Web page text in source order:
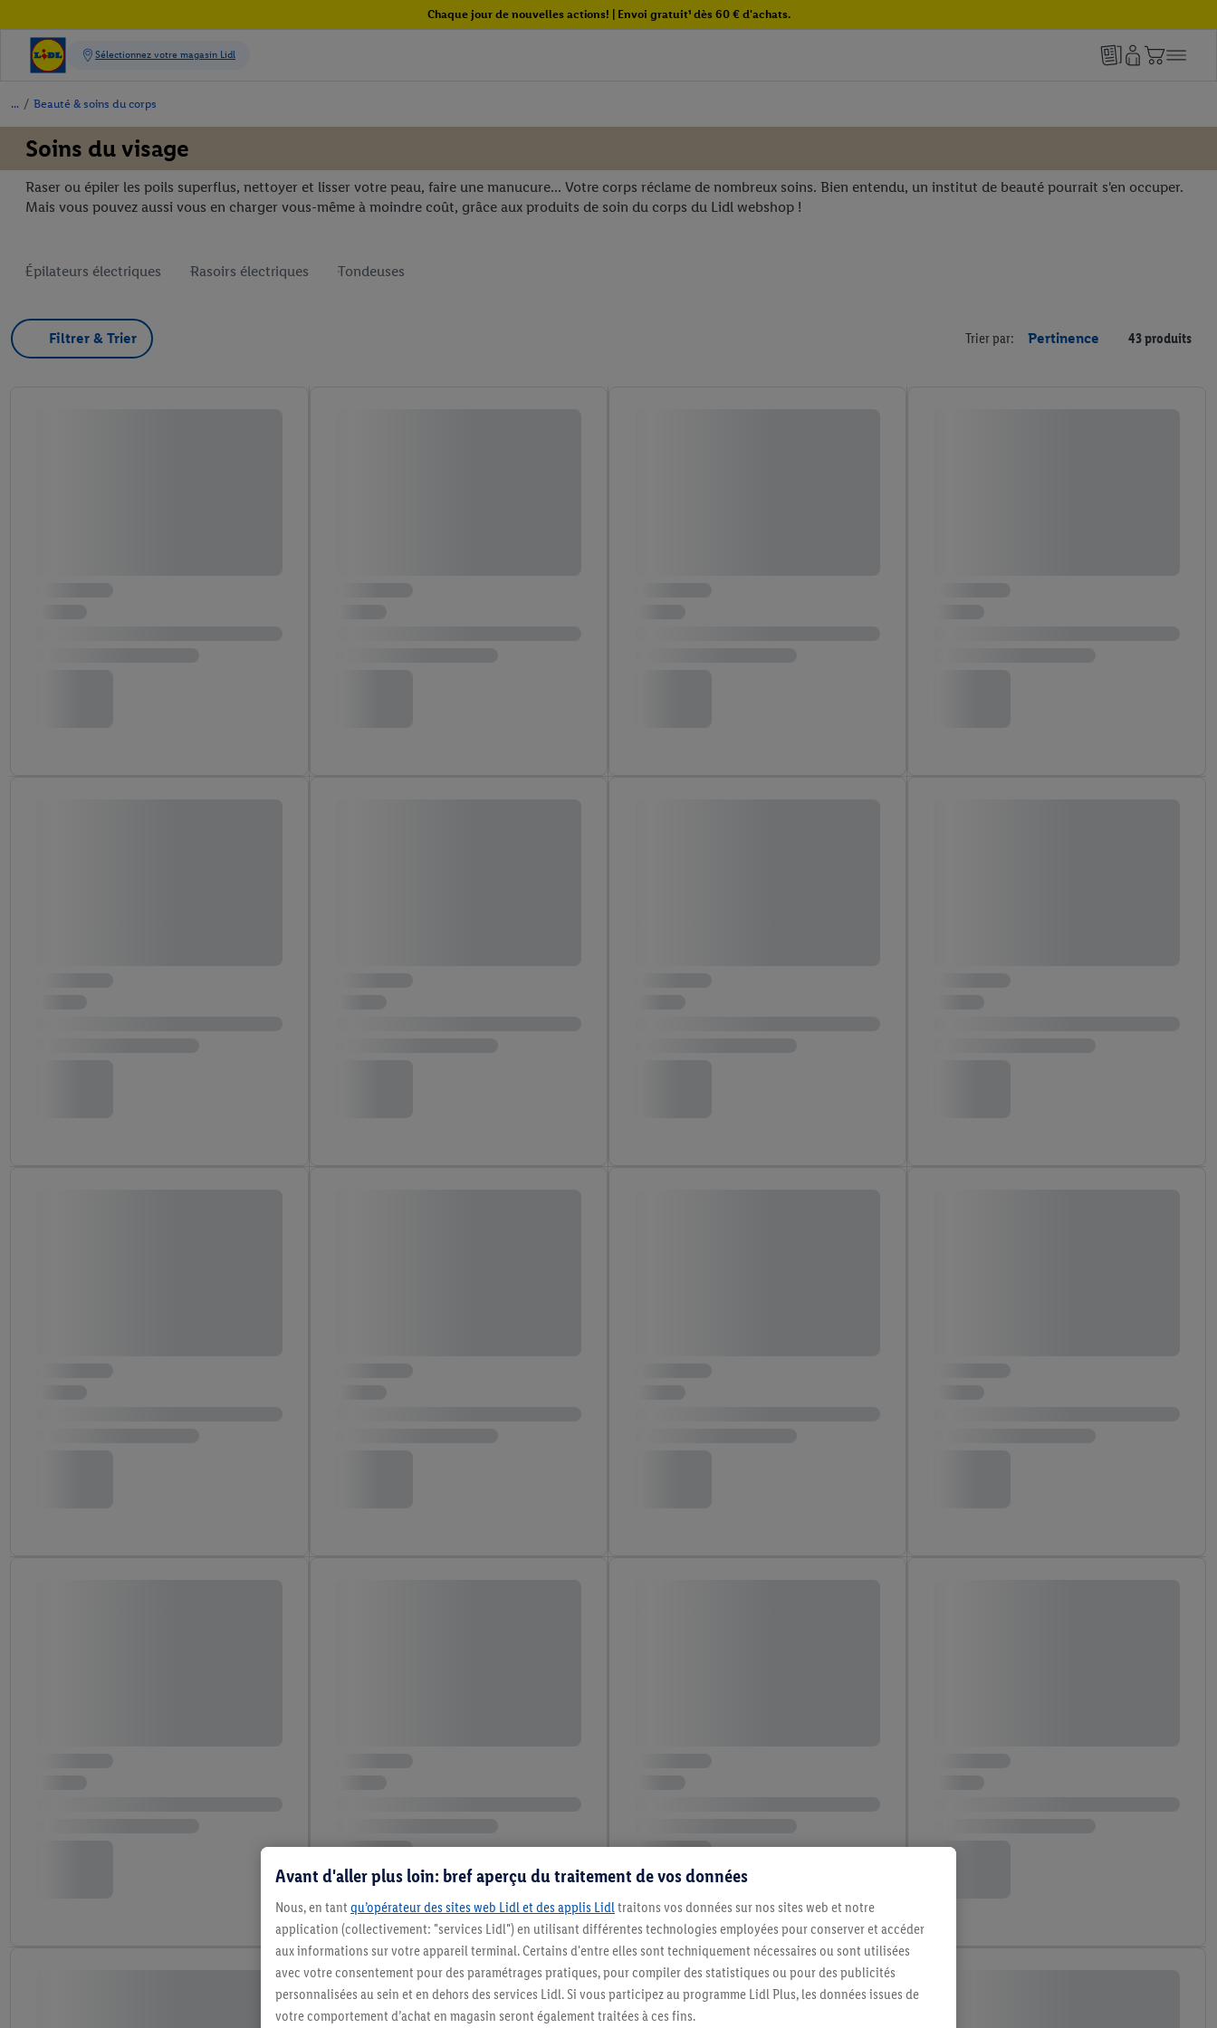
Chaque jour de nouvelles actions! | Envoi gratuit¹ dès 60 € d'achats.
/ Beauté & soins du corps
Soins du visage
Raser ou épiler les poils superflus, nettoyer et lisser votre peau, faire une manucure... Votre corps réclame de nombreux soins. Bien entendu, un institut de beauté pourrait s'en occuper.
Mais vous pouvez aussi vous en charger vous-même à moindre coût, grâce aux produits de soin du corps du Lidl webshop !
Épilateurs électriques Rasoirs électriques Tondeuses
Filtrer & Trier Trier par: Pertinence 43 produits
Avant d'aller plus loin: bref aperçu du traitement de vos données
Nous, en tant qu’opérateur des sites web Lidl et des applis Lidltraitons vos données sur nos sites web et notre
application (collectivement: "services Lidl") en utilisant différentes technologies employées pour conserver et accéder
aux informations sur votre appareil terminal. Certains d'entre elles sont techniquement nécessaires ou sont utilisées
avec votre consentement pour des paramétrages pratiques, pour compiler des statistiques ou pour des publicités
personnalisées au sein et en dehors des services Lidl. Si vous participez au programme Lidl Plus, les données issues de
votre comportement d’achat en magasin seront également traitées à ces fins.